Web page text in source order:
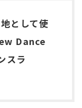
として使
Dance
スラ